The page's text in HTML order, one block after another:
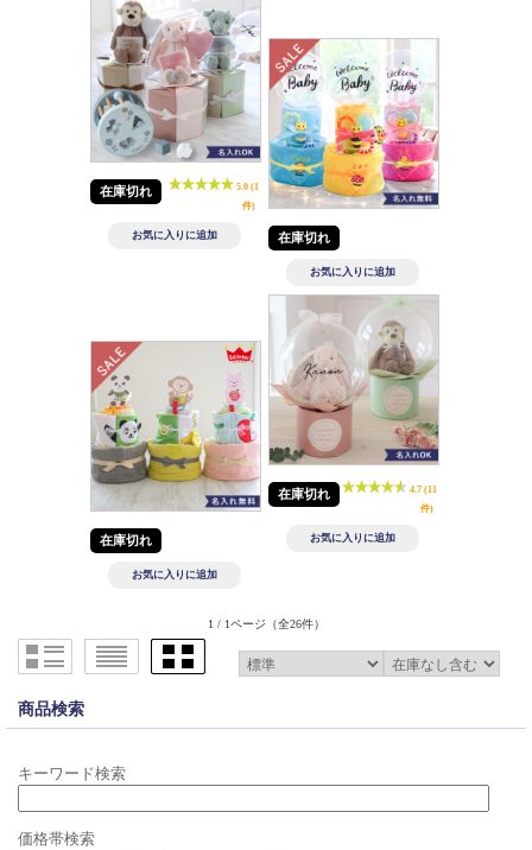
在庫切れ
5.0 (1
件)
在庫切れ
在庫切れ
在庫切れ
4.7 (11
件)
1 / 1ページ （全26件）
商品検索
キーワード検索
価格帯検索